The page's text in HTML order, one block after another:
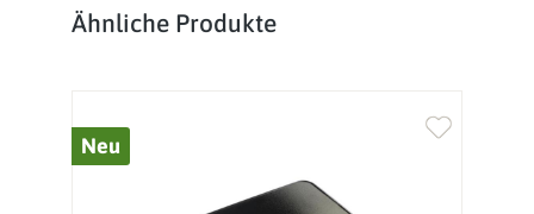
Produktgalerie überspringen
Ähnliche Produkte
Neu